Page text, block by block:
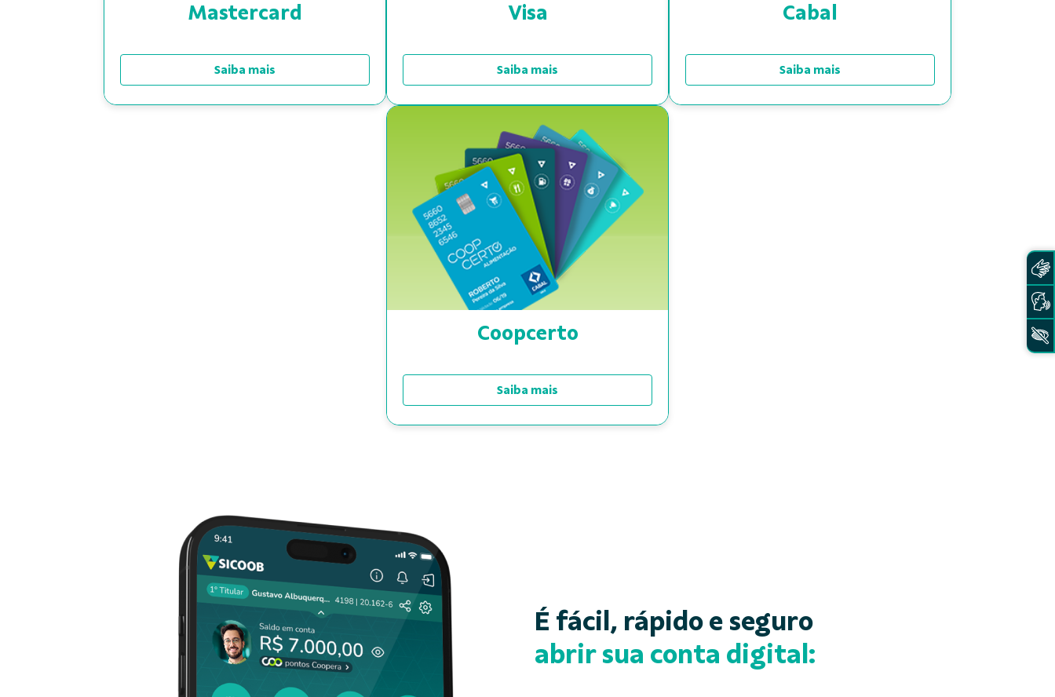
Mastercard
Saiba mais
Visa
Saiba mais
Cabal
Saiba mais
Coopcerto
Saiba mais
É fácil, rápido e seguro
abrir sua conta digital: